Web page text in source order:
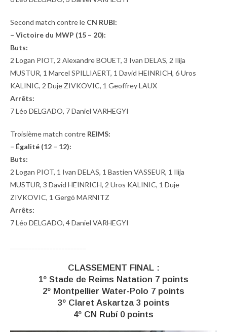
Second match contre le CN RUBI:
– Victoire du MWP (15 – 20):
Buts:
2 Logan PIOT, 2 Alexandre BOUET, 3 Ivan DELAS, 2 Ilija
MUSTUR, 1 Marcel SPILLIAERT, 1 David HEINRICH, 6 Uros
KALINIC, 2 Duje ZIVKOVIC, 1 Geoffrey LAUX
Arrêts:
7 Léo DELGADO, 7 Daniel VARHEGYI
Troisième match contre REIMS:
– Égalité (12 – 12):
Buts:
2 Logan PIOT, 1 Ivan DELAS, 1 Bastien VASSEUR, 1 Ilija
MUSTUR, 3 David HEINRICH, 2 Uros KALINIC, 1 Duje
ZIVKOVIC, 1 Gergö MARNITZ
Arrêts:
7 Léo DELGADO, 4 Daniel VARHEGYI
CLASSEMENT FINAL :
1º Stade de Reims Natation 7 points
2º Montpellier Water-Polo 7 points
3º Claret Askartza 3 points
4º CN Rubí 0 points